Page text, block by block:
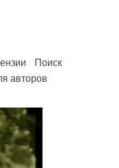
Поиск
авторов